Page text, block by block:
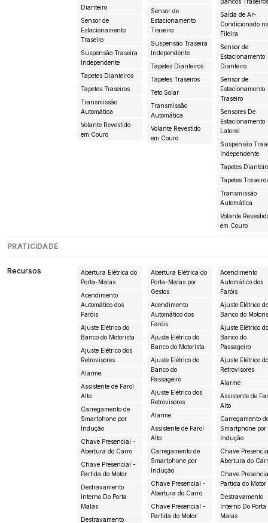
Dianteiro
Sensor de
Estacionamento
Traseiro
Suspensão Traseira
Independente
Tapetes Dianteiros
Tapetes Traseiros
Transmissão
Automática
Volante Revestido
em Couro
Sensor de
Estacionamento
Traseiro
Suspensão Traseira
Independente
Tapetes Dianteiros
Tapetes Traseiros
Teto Solar
Transmissão
Automática
Volante Revestido
em Couro
Saída de Ar-
Condicionado
Fileira
Sensor de
Estacionamento
Dianteiro
Sensor de
Estacionamento
Traseiro
Sensores De
Estacionamento
Lateral
Suspensão
Independente
Tapetes
Tapetes
Transmissão
Automática
Volante
em Couro
PRATICIDADE
Recursos
Abertura Elétrica do
Porta-Malas
Acendimento
Automático dos
Faróis
Ajuste Elétrico do
Banco do Motorista
Ajuste Elétrico dos
Retrovisores
Alarme
Assistente de Farol
Alto
Carregamento de
Smartphone por
Indução
Chave Presencial -
Abertura do Carro
Chave Presencial -
Partida do Motor
Destravamento
Interno Do Porta
Malas
Destravamento
Abertura Elétrica do
Porta-Malas por
Gestos
Acendimento
Automático dos
Faróis
Ajuste Elétrico do
Banco do Motorista
Ajuste Elétrico do
Banco do
Passageiro
Ajuste Elétrico dos
Retrovisores
Alarme
Assistente de Farol
Alto
Carregamento de
Smartphone por
Indução
Chave Presencial -
Abertura do Carro
Chave Presencial -
Partida do Motor
Acendimento
Automático dos
Faróis
Ajuste Elétrico
Banco do
Ajuste Elétrico
Banco do
Passageiro
Ajuste Elétrico
Retrovisores
Alarme
Assistente de
Alto
Carregamento
Smartphone por
Indução
Chave
Abertura do
Chave
Partida do Motor
Destravamento
Interno Do Porta
Malas